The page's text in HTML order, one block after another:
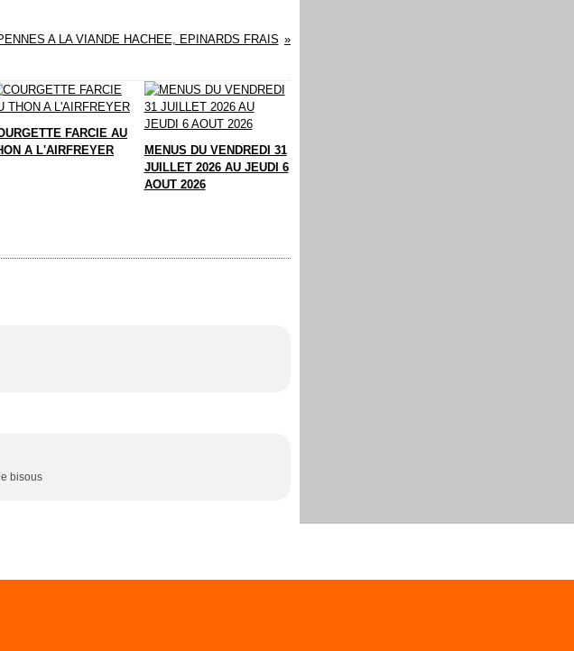
A LA VIANDE HACHEE, EPINARDS FRAIS
FARCIE AU
A L'AIRFREYER
MENUS DU VENDREDI 31
JUILLET 2026 AU JEUDI 6
AOUT 2026
bisous